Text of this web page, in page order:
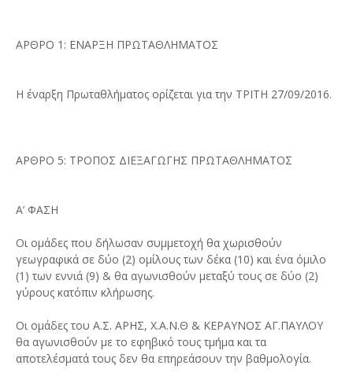
ΑΡΘΡΟ 1: ΕΝΑΡΞΗ ΠΡΩΤΑΘΛΗΜΑΤΟΣ
Η έναρξη Πρωταθλήματος ορίζεται για την ΤΡΙΤΗ 27/09/2016.
ΑΡΘΡΟ 5: ΤΡΟΠΟΣ ΔΙΕΞΑΓΩΓΗΣ ΠΡΩΤΑΘΛΗΜΑΤΟΣ
Α’ ΦΑΣΗ
Οι ομάδες που δήλωσαν συμμετοχή θα χωρισθούν
γεωγραφικά σε δύο (2) ομίλους των δέκα (10) και ένα όμιλο
(1) των εννιά (9) & θα αγωνισθούν μεταξύ τους σε δύο (2)
γύρους κατόπιν κλήρωσης.
Οι ομάδες του Α.Σ. ΑΡΗΣ, Χ.Α.Ν.Θ & ΚΕΡΑΥΝΟΣ ΑΓ.ΠΑΥΛΟΥ
θα αγωνισθούν με το εφηβικό τους τμήμα και τα
αποτελέσματά τους δεν θα επηρεάσουν την βαθμολογία.